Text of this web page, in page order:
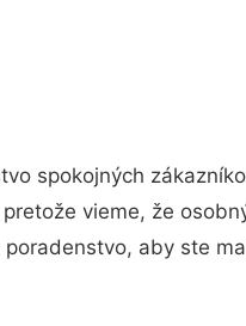
spokojných
vieme, že
aby ste